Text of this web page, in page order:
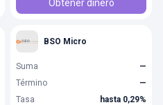
Obtener dinero
BSO Micro
Suma
—
Término
—
Tasa
hasta 0,29%